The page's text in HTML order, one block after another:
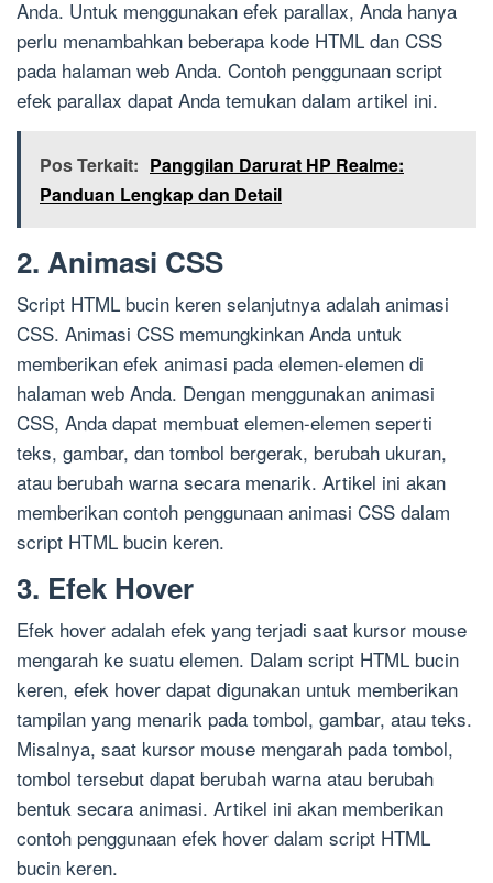
Anda. Untuk menggunakan efek parallax, Anda hanya
perlu menambahkan beberapa kode HTML dan CSS
pada halaman web Anda. Contoh penggunaan script
efek parallax dapat Anda temukan dalam artikel ini.
Pos Terkait: Panggilan Darurat HP Realme:
Panduan Lengkap dan Detail
2. Animasi CSS
Script HTML bucin keren selanjutnya adalah animasi
CSS. Animasi CSS memungkinkan Anda untuk
memberikan efek animasi pada elemen-elemen di
halaman web Anda. Dengan menggunakan animasi
CSS, Anda dapat membuat elemen-elemen seperti
teks, gambar, dan tombol bergerak, berubah ukuran,
atau berubah warna secara menarik. Artikel ini akan
memberikan contoh penggunaan animasi CSS dalam
script HTML bucin keren.
3. Efek Hover
Efek hover adalah efek yang terjadi saat kursor mouse
mengarah ke suatu elemen. Dalam script HTML bucin
keren, efek hover dapat digunakan untuk memberikan
tampilan yang menarik pada tombol, gambar, atau teks.
Misalnya, saat kursor mouse mengarah pada tombol,
tombol tersebut dapat berubah warna atau berubah
bentuk secara animasi. Artikel ini akan memberikan
contoh penggunaan efek hover dalam script HTML
bucin keren.